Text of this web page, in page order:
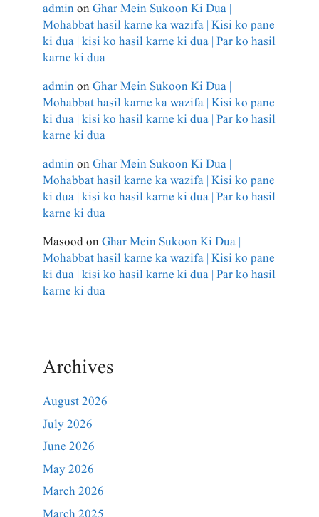
adminonGhar Mein Sukoon Ki Dua |
Mohabbat hasil karne ka wazifa | Kisi ko pane
ki dua | kisi ko hasil karne ki dua | Par ko hasil
karne ki dua
adminonGhar Mein Sukoon Ki Dua |
Mohabbat hasil karne ka wazifa | Kisi ko pane
ki dua | kisi ko hasil karne ki dua | Par ko hasil
karne ki dua
adminonGhar Mein Sukoon Ki Dua |
Mohabbat hasil karne ka wazifa | Kisi ko pane
ki dua | kisi ko hasil karne ki dua | Par ko hasil
karne ki dua
MasoodonGhar Mein Sukoon Ki Dua |
Mohabbat hasil karne ka wazifa | Kisi ko pane
ki dua | kisi ko hasil karne ki dua | Par ko hasil
karne ki dua
Archives
August 2026
July 2026
June 2026
May 2026
March 2026